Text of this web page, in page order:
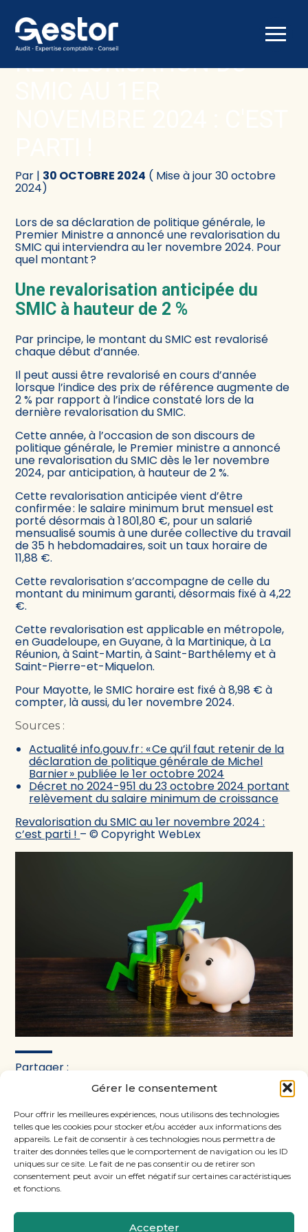
Gérer le consentement
Pour offrir les meilleures expériences, nous utilisons des technologies
telles que les cookies pour stocker et/ou accéder aux informations des
appareils. Le fait de consentir à ces technologies nous permettra de
traiter des données telles que le comportement de navigation ou les ID
uniques sur ce site. Le fait de ne pas consentir ou de retirer son
consentement peut avoir un effet négatif sur certaines caractéristiques
et fonctions.
Accepter
Aller
au
Créer et reprendre une activité
Gérer votre quotidien
Comptabilité
Fiscalité
Audit
REVALORISATION DU
Par | 30 OCTOBRE 2024 ( Mise à jour 30 octobre
2024)
Lors de sa déclaration de politique générale, le
Premier Ministre a annoncé une revalorisation du
SMIC qui interviendra au 1er novembre 2024. Pour
quel montant ?
Une revalorisation anticipée du
SMIC à hauteur de 2 %
Par principe, le montant du SMIC est revalorisé
chaque début d’année.
Il peut aussi être revalorisé en cours d’année
lorsque l’indice des prix de référence augmente de
2 % par rapport à l’indice constaté lors de la
dernière revalorisation du SMIC.
Cette année, à l’occasion de son discours de
politique générale, le Premier ministre a annoncé
une revalorisation du SMIC dès le 1er novembre
2024, par anticipation, à hauteur de 2 %.
Cette revalorisation anticipée vient d’être
confirmée : le salaire minimum brut mensuel est
porté désormais à 1 801,80 €, pour un salarié
mensualisé soumis à une durée collective du travail
de 35 h hebdomadaires, soit un taux horaire de
11,88 €.
Cette revalorisation s’accompagne de celle du
montant du minimum garanti, désormais fixé à 4,22
€.
Cette revalorisation est applicable en métropole,
en Guadeloupe, en Guyane, à la Martinique, à La
Réunion, à Saint-Martin, à Saint-Barthélemy et à
Saint-Pierre-et-Miquelon.
Pour Mayotte, le SMIC horaire est fixé à 8,98 € à
compter, là aussi, du 1er novembre 2024.
Sources :
Actualité info.gouv.fr : « Ce qu’il faut retenir de la
déclaration de politique générale de Michel
Barnier » publiée le 1er octobre 2024
Décret no 2024-951 du 23 octobre 2024 portant
relèvement du salaire minimum de croissance
Revalorisation du SMIC au 1er novembre 2024 :
c’est parti ! – © Copyright WebLex
Partager :
FaceBook
TwitterLinkedIn